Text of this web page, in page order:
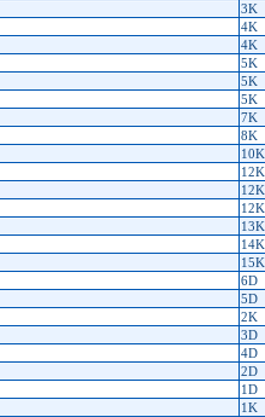
3K
4K
4K
5K
5K
5K
7K
8K
10K
12K
12K
12K
13K
14K
15K
6D
5D
2K
3D
4D
2D
1D
1K